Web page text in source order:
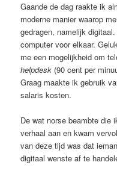
Gaande de dag raakte ik
moderne manier waarop
gedragen, namelijk
computer voor elkaar.
me een mogelijkheid om
helpdesk (90 cent per
Graag maakte ik gebruik
salaris kosten.
De wat norse beambte die
verhaal aan en kwam
van deze tijd was dat
digitaal wenste af te